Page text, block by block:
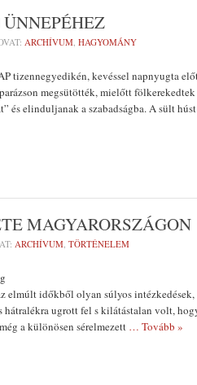
ARCHÍVUM, HAGYOMÁNY
tizennegyedikén, kevéssel napnyugta
megsütötték, mielőtt
és elinduljanak a szabadság­ba. A sült
MAGYARORSZÁGON
ARCHÍVUM, TÖRTÉNELEM
elmúlt idők­ből olyan súlyos
ug­rott fel s kilátástalan volt,
a különö­sen sérelmezett … Tovább »